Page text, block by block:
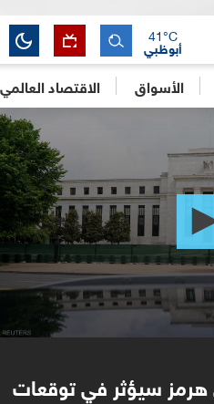
الأسواق الاقتصاد العالمي
أبوظبي
41°C
0
seconds
of
6
minutes,
25
seconds
سيؤثر في توقعات